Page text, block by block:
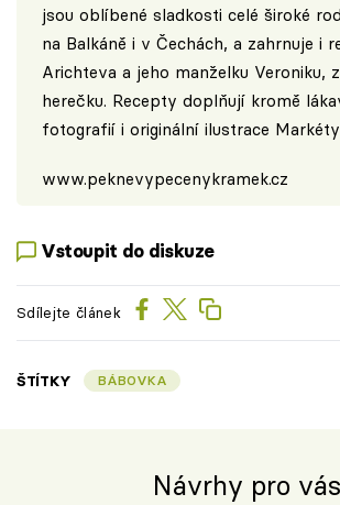
jsou oblíbené sladkosti celé široké
na Balkáně i v Čechách, a zahrnuje i
Arichteva a jeho manželku Veroniku,
herečku. Recepty doplňují kromě
fotografií i originální ilustrace
www.peknevypecenykramek.cz
Vstoupit do diskuze
Sdílejte článek
ŠTÍTKY BÁBOVKA
Návrhy pro vás